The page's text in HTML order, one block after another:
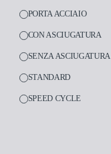
PORTA ACCIAIO
CON ASCIUGATURA
SENZA ASCIUGATURA
STANDARD
SPEED CYCLE